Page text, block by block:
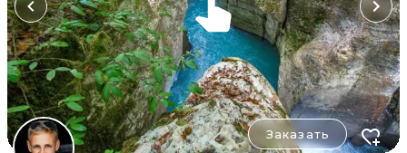
Заказать